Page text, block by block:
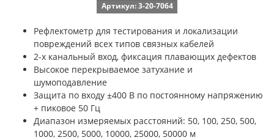
Артикул: 3-20-7064
Рефлектометр для тестирования и локализации
повреждений всех типов связных кабелей
2-х канальный вход, фиксация плавающих дефектов
Высокое перекрываемое затухание и
шумоподавление
Защита по входу ±400 В по постоянному напряжению
+ пиковое 50 Гц
Диапазон измеряемых расстояний: 50, 100, 250, 500,
1000, 2500, 5000, 10000, 25000, 50000 м